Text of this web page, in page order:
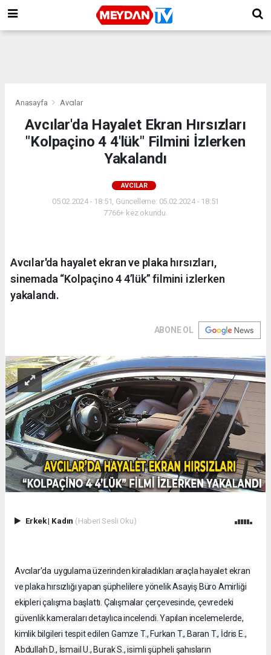
Anasayfa Avcılar
Avcılar'da Hayalet Ekran Hırsızları
"Kolpaçino 4 4'lük" Filmini İzlerken
Yakalandı
AVCILAR
05.02.2024 - 18:51, Güncelleme: 05.02.2024 - 18:51
7766+ kez okundu.
Avcılar'da hayalet ekran ve plaka hırsızları,
sinemada “Kolpaçino 4 4’lük” filmini izlerken
yakalandı.
ABONE OL
Erkek| Kadın (Haberi Sesli Oku)
Avcılar'da uygulama üzerinden kiraladıkları araçla hayalet ekran
ve plaka hırsızlığı yapan şüphelilere yönelik Asayiş Büro Amirliği
ekipleri çalışma başlattı. Çalışmalar çerçevesinde, çevredeki
güvenlik kameraları detaylıca incelendi. Yapılan incelemelerde,
kimlik bilgileri tespit edilen Gamze T., Furkan T., Baran T., İdris E.,
Abdullah D., İsmail U., Burak S., isimli şüpheli şahısların